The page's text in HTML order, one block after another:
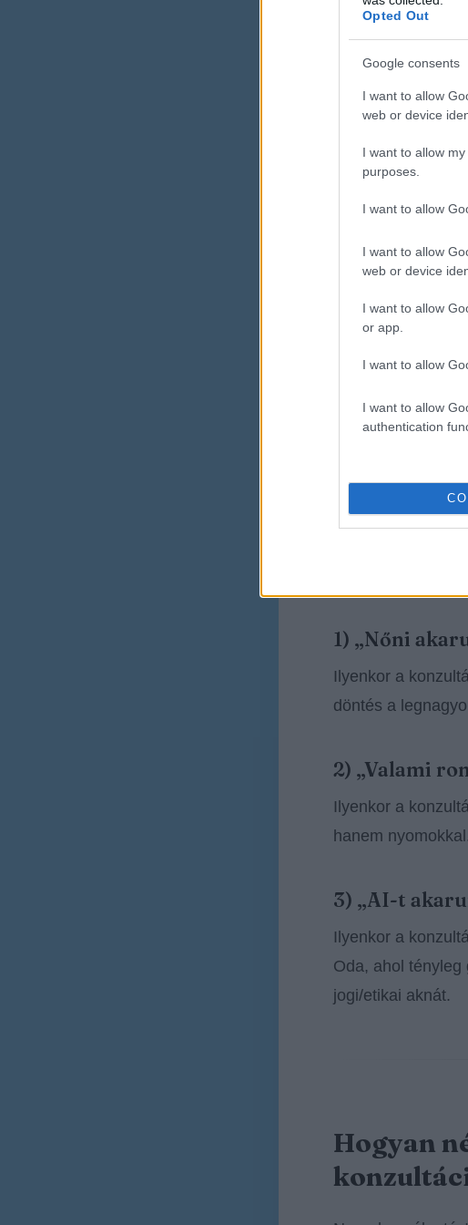
Opted Out
Google consents
I want to allow
web or device
I want to allow
purposes.
I want to allow
I want to allow
web or device
I want to allow
or app.
I want to allow
I want to allow
authentication
prioritási
Nem több
Mikor
kérni?
A legtöbben
rosszak. A
A SEO hoz
1) „Nőni
Ilyenkor a
döntés a
2) „Valami
Ilyenkor a
hanem nyomokkal.
3) „AI-t
Ilyenkor a
Oda, ahol tényleg
jogi/etikai aknát.
Hogyan